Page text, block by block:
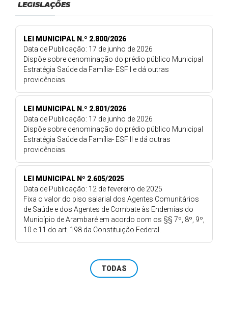
LEGISLAÇÕES
LEI MUNICIPAL N.º 2.800/2026
Data de Publicação: 17 de junho de 2026
Dispõe sobre denominação do prédio público Municipal
Estratégia Saúde da Família- ESF I e dá outras
providências.
LEI MUNICIPAL N.º 2.801/2026
Data de Publicação: 17 de junho de 2026
Dispõe sobre denominação do prédio público Municipal
Estratégia Saúde da Família- ESF II e dá outras
providências.
LEI MUNICIPAL Nº 2.605/2025
Data de Publicação: 12 de fevereiro de 2025
Fixa o valor do piso salarial dos Agentes Comunitários
de Saúde e dos Agentes de Combate às Endemias do
Município de Arambaré em acordo com os §§ 7º, 8º, 9º,
10 e 11 do art. 198 da Constituição Federal.
TODAS